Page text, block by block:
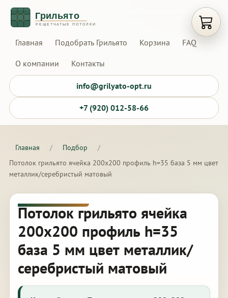
Главная Подобрать Грильято Корзина FAQ
О компании Контакты
info@grilyato-opt.ru
+7 (920) 012-58-66
Главная / Подбор
/
Потолок грильято ячейка 200х200 профиль h=35 база 5 мм цвет
металлик/серебристый матовый
Потолок грильято ячейка
200х200 профиль h=35
база 5 мм цвет металлик/
серебристый матовый